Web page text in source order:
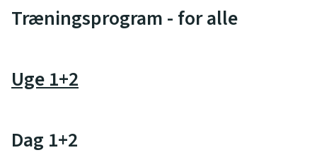
Træningsprogram - for alle
Uge 1+2
Dag 1+2